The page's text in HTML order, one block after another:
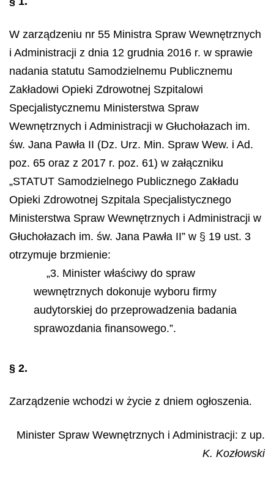
W zarządzeniu nr 55 Ministra Spraw Wewnętrznych
i Administracji z dnia 12 grudnia 2016 r. w sprawie
nadania statutu Samodzielnemu Publicznemu
Zakładowi Opieki Zdrowotnej Szpitalowi
Specjalistycznemu Ministerstwa Spraw
Wewnętrznych i Administracji w Głuchołazach im.
św. Jana Pawła II (Dz. Urz. Min. Spraw Wew. i Ad.
poz. 65 oraz z 2017 r. poz. 61) w załączniku
„STATUT Samodzielnego Publicznego Zakładu
Opieki Zdrowotnej Szpitala Specjalistycznego
Ministerstwa Spraw Wewnętrznych i Administracji w
Głuchołazach im. św. Jana Pawła II” w § 19 ust. 3
otrzymuje brzmienie:
„3. Minister właściwy do spraw
wewnętrznych dokonuje wyboru firmy
audytorskiej do przeprowadzenia badania
sprawozdania finansowego.”.
§ 2.
Zarządzenie wchodzi w życie z dniem ogłoszenia.
Minister Spraw Wewnętrznych i Administracji: z up.
K. Kozłowski